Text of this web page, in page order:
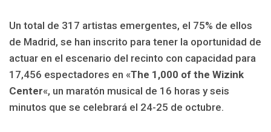
Un total de 317 artistas emergentes, el 75% de ellos
de Madrid, se han inscrito para tener la oportunidad de
actuar en el escenario del recinto con capacidad para
17,456 espectadores en «The 1,000 of the Wizink
Center«, un maratón musical de 16 horas y seis
minutos que se celebrará el 24-25 de octubre.